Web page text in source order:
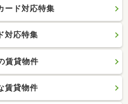
ード対応特集
対応特集
賃貸物件
賃貸物件